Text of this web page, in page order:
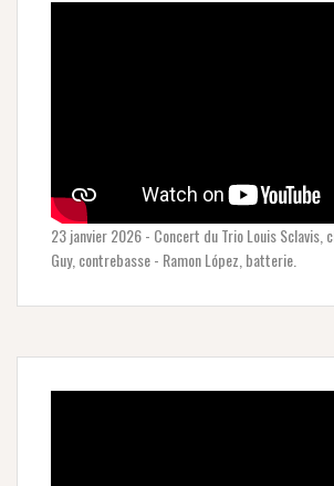
23 janvier 2026 - Concert du Trio Louis Sclavis,
Guy, contrebasse - Ramon López, batterie.